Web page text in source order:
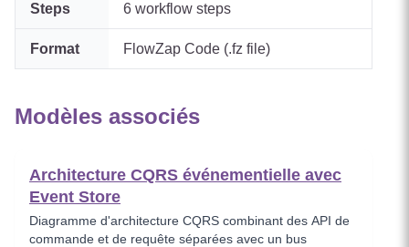
Steps 6 workflow steps
Format FlowZap Code (.fz file)
Modèles associés
Architecture CQRS événementielle avec
Event Store
Diagramme d'architecture CQRS combinant des API de
commande et de requête séparées avec un bus